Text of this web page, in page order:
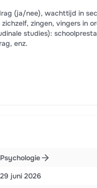
(ja/nee), wachttijd in
zingen, vingers in
studies):
enz.
Psychologie
29 juni 2026